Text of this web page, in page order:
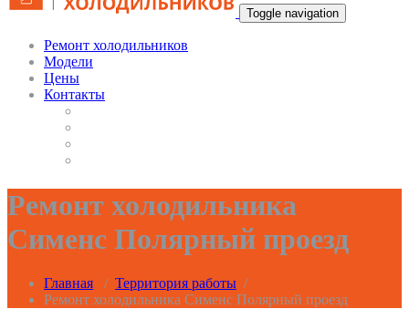
Toggle navigation
Ремонт холодильников
Модели
Цены
Контакты
Ремонт холодильника
Сименс Полярный проезд
Главная / Территория работы /
Ремонт холодильника Сименс Полярный проезд